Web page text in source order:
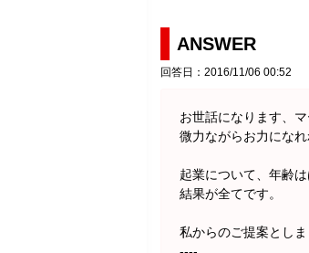
ANSWER
回答日：2016/11/06 00:52
お世話になります、
微力ながらお力にな
起業について、年齢
結果が全てです。
私からのご提案としま